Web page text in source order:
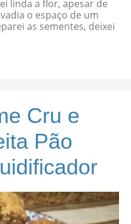
linda a flor, apesar de
o espaço de um
as sementes, deixei
Cru e
Pão